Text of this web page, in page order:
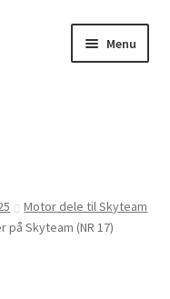
Menu
Motor dele til Skyteam
Skyteam (NR 17)